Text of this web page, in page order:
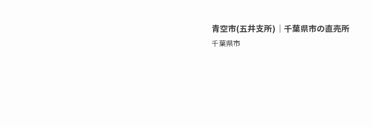
青空市(五井支所)｜千葉県市の直売所
千葉県市